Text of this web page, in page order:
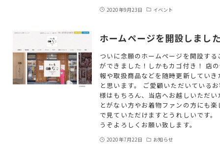
2020年9月23日 イベント
ホームページを開設しまし
ついに念願のホームページを開設する
ができました！しかもカゴ付き！ 店
報や取扱商品などを随時更新していき
と思います。 ご愛顧いただいている
様はもちろん、当店へお越しいただい
とがない方やお着物ファンの方にも楽
で見ていただけますとうれしいです。
うぞよろしくお願い致します。
2020年7月22日 お知らせ